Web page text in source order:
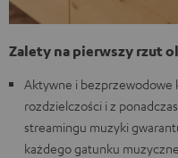
Zalety na pierwszy rzut
Aktywne i bezprzewodowe
rozdzielczości i z
streamingu muzyki
każdego gatunku